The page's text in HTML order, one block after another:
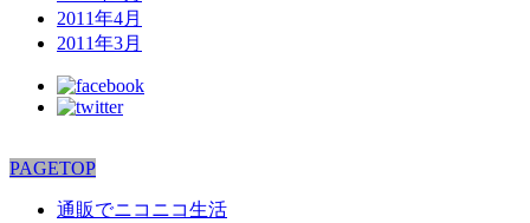
2011年4月
2011年3月
PAGETOP
通販でニコニコ生活